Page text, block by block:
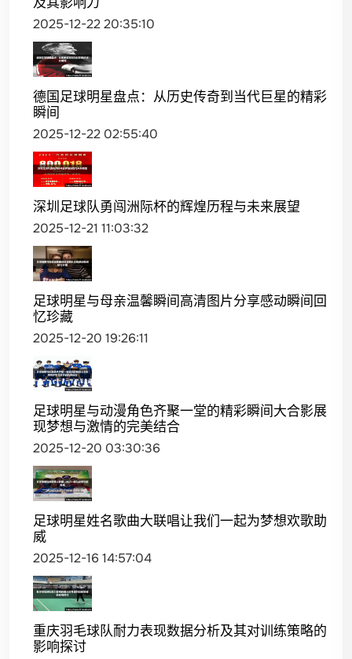
2025-12-22 20:35:10
德国足球明星盘点：从历史传奇到当代巨星的精彩
瞬间
2025-12-22 02:55:40
深圳足球队勇闯洲际杯的辉煌历程与未来展望
2025-12-21 11:03:32
足球明星与母亲温馨瞬间高清图片分享感动瞬间回
忆珍藏
2025-12-20 19:26:11
足球明星与动漫角色齐聚一堂的精彩瞬间大合影展
现梦想与激情的完美结合
2025-12-20 03:30:36
足球明星姓名歌曲大联唱让我们一起为梦想欢歌助
威
2025-12-16 14:57:04
重庆羽毛球队耐力表现数据分析及其对训练策略的
影响探讨